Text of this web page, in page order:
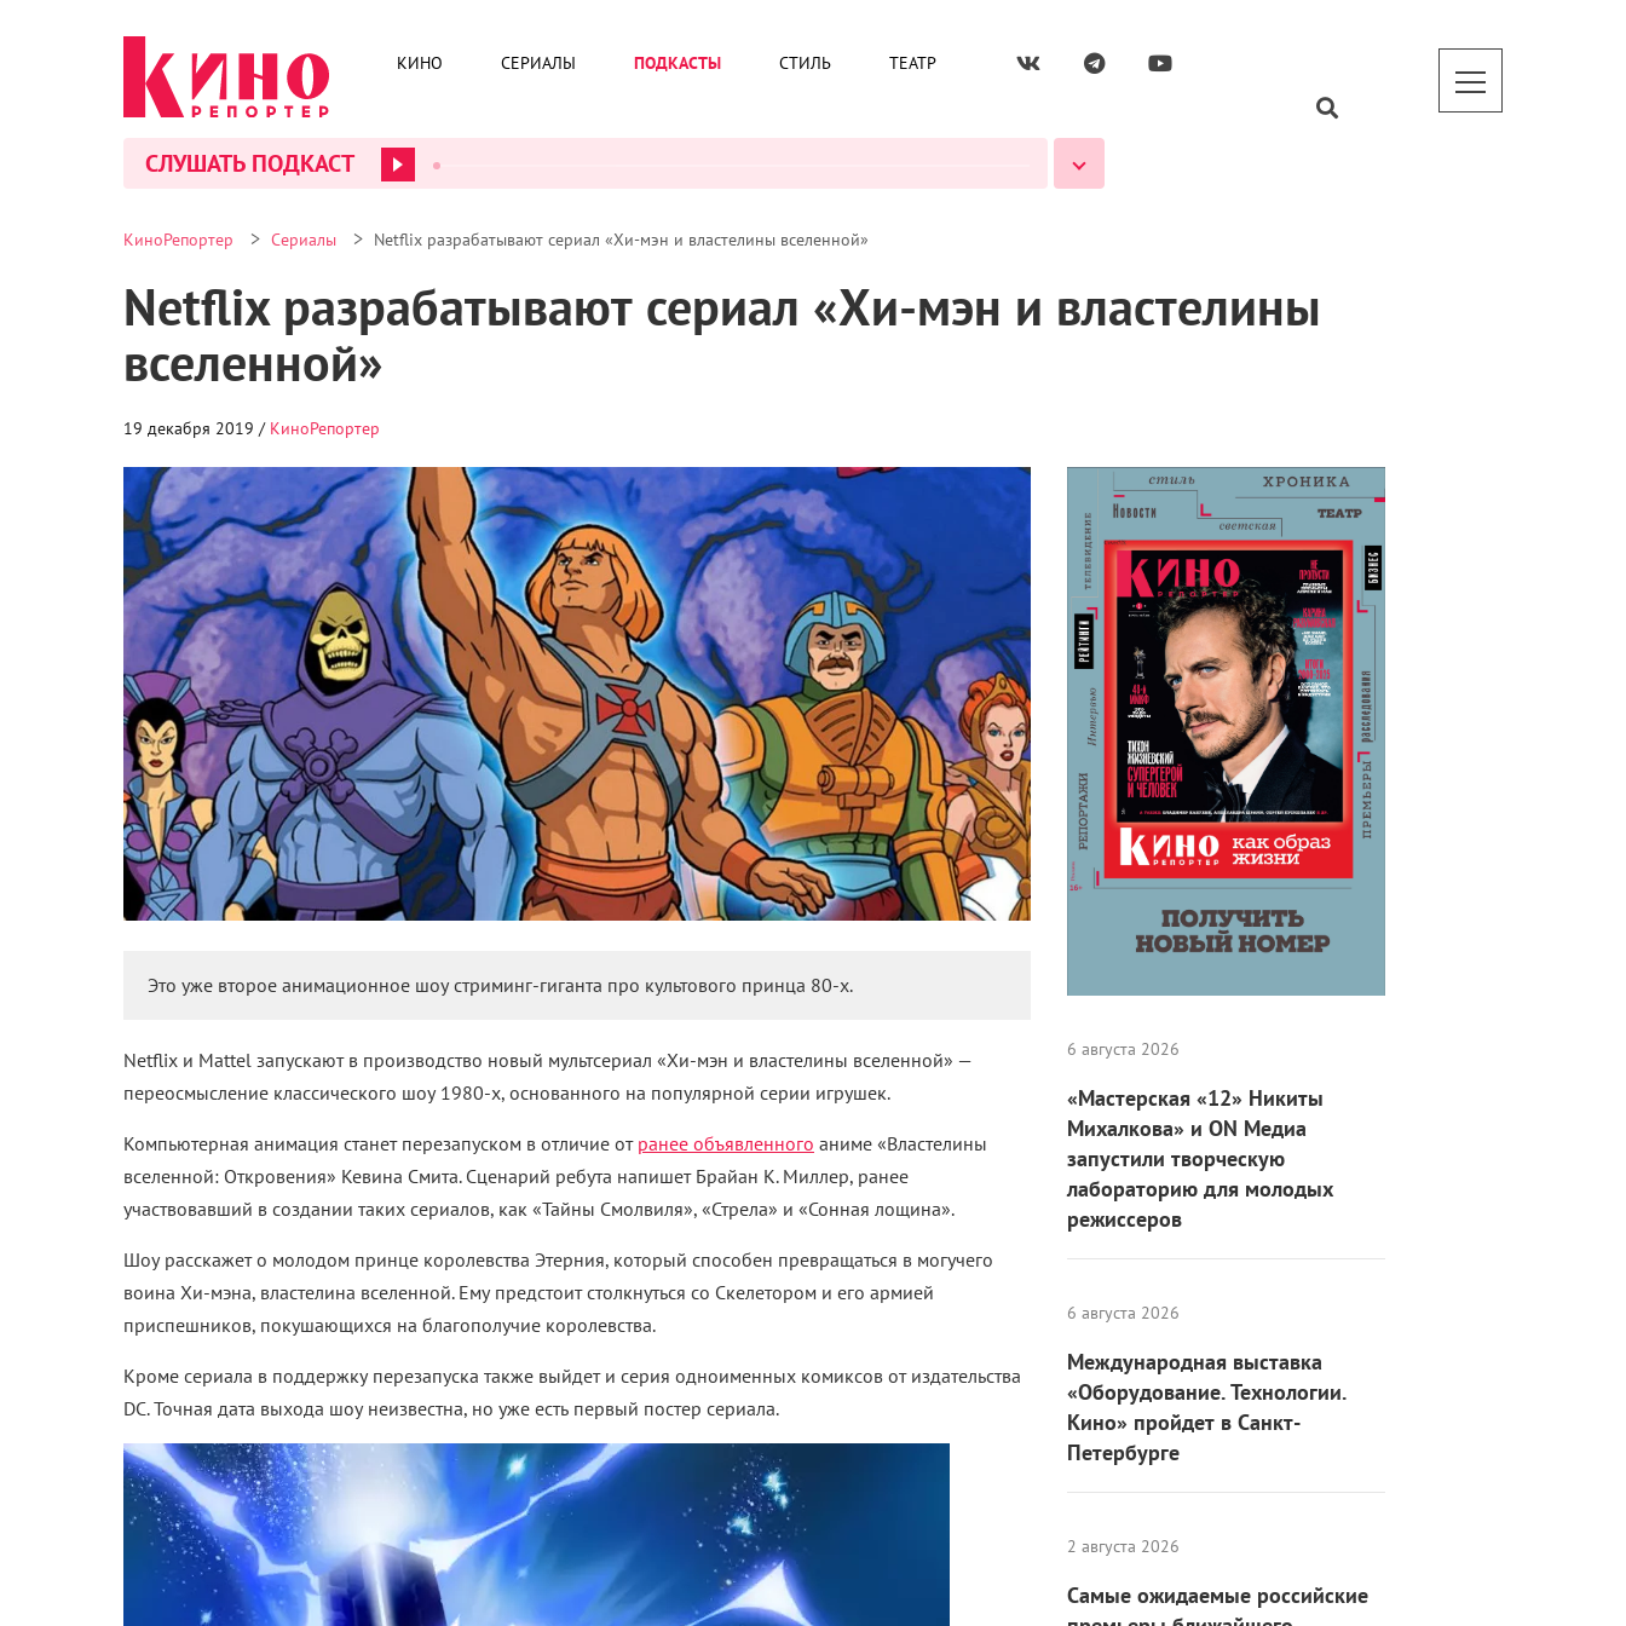
КИНО СЕРИАЛЫ ПОДКАСТЫ СТИЛЬ ТЕАТР
СЛУШАТЬ ПОДКАСТ
КиноРепортер > Сериалы > Netflix разрабатывают сериал «Хи-мэн и властелины вселенной»
Netflix разрабатывают сериал «Хи-мэн и властелины
вселенной»
19 декабря 2019 / КиноРепортер
Это уже второе анимационное шоу стриминг-гиганта про культового принца 80-х.
Netflix и Mattel запускают в производство новый мультсериал «Хи-мэн и властелины вселенной» —
переосмысление классического шоу 1980-х, основанного на популярной серии игрушек.
Компьютерная анимация станет перезапуском в отличие от ранее объявленного аниме «Властелины
вселенной: Откровения» Кевина Смита. Сценарий ребута напишет Брайан К. Миллер, ранее
участвовавший в создании таких сериалов, как «Тайны Смолвиля», «Стрела» и «Сонная лощина».
Шоу расскажет о молодом принце королевства Этерния, который способен превращаться в могучего
воина Хи-мэна, властелина вселенной. Ему предстоит столкнуться со Скелетором и его армией
приспешников, покушающихся на благополучие королевства.
Кроме сериала в поддержку перезапуска также выйдет и серия одноименных комиксов от издательства
DC. Точная дата выхода шоу неизвестна, но уже есть первый постер сериала.
6 августа 2026
«Мастерская «12» Никиты
Михалкова» и ON Медиа
запустили творческую
лабораторию для молодых
режиссеров
6 августа 2026
Международная выставка
«Оборудование. Технологии.
Кино» пройдет в Санкт-
Петербурге
2 августа 2026
Самые ожидаемые российские